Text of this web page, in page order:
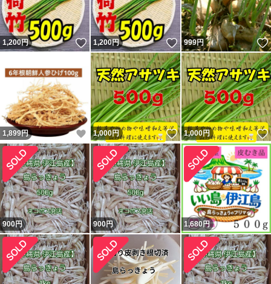
1,200円 いいね！
1,200円 いいね！
999円
1,899円 いいね！
1,000円 いいね！
1,000円
900円 900円 1,680円